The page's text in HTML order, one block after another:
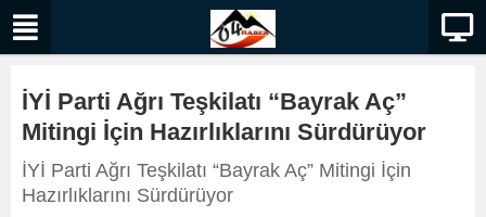
İYİ Parti Ağrı Teşkilatı “Bayrak Aç”
Mitingi İçin Hazırlıklarını Sürdürüyor
İYİ Parti Ağrı Teşkilatı “Bayrak Aç” Mitingi İçin
Hazırlıklarını Sürdürüyor